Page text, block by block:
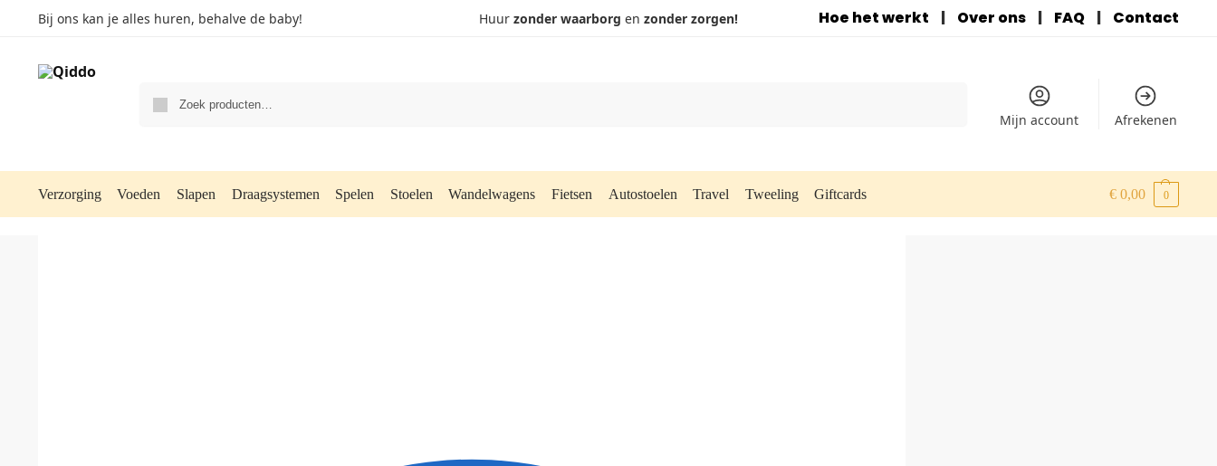
Bij ons kan je alles huren, behalve de baby! Huur zonder waarborg en zonder zorgen! Hoe het werkt | Over ons | FAQ | Contact
Mijn account Afrekenen
Verzorging Voeden Slapen Draagsystemen Spelen Stoelen Wandelwagens Fietsen Autostoelen Travel Tweeling Giftcards € 0,00 0